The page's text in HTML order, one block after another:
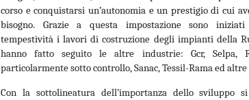
corso e conquistarsi un’autonomia e un prestigio di cui
bisogno. Grazie a questa impostazione sono
tempestività i lavoridi costruzione degli impianti della
hanno fatto seguito le altre industrie: Gcr, Selpa,
particolarmente sotto controllo, Sanac, Tessil-Rama ed
Con la sottolineatura dell’importanza dello sviluppo